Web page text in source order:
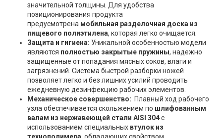
значительной толщины. Для удобства
позиционирования продукта
предусмотрена мобильная разделочная доска из
пищевого полиэтилена, которая легко очищается.
Защита и гигиена: Уникальной особенностью модели
являются полностью закрытые пружины, надежно
защищенные от попадания мясных соков, влаги и
загрязнений. Система быстрой разборки ножей
позволяет легко и без лишних усилий проводить
ежедневную дезинфекцию рабочих элементов.
Механическое совершенство: Плавный ход рабочего
узла обеспечивается скольжением по шлифованным
валам из нержавеющей стали AISI 304с
использованием специальных втулок из